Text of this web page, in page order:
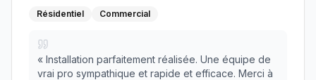
Résidentiel Commercial
« Installation parfaitement réalisée. Une équipe de
vrai pro sympathique et rapide et efficace. Merci à